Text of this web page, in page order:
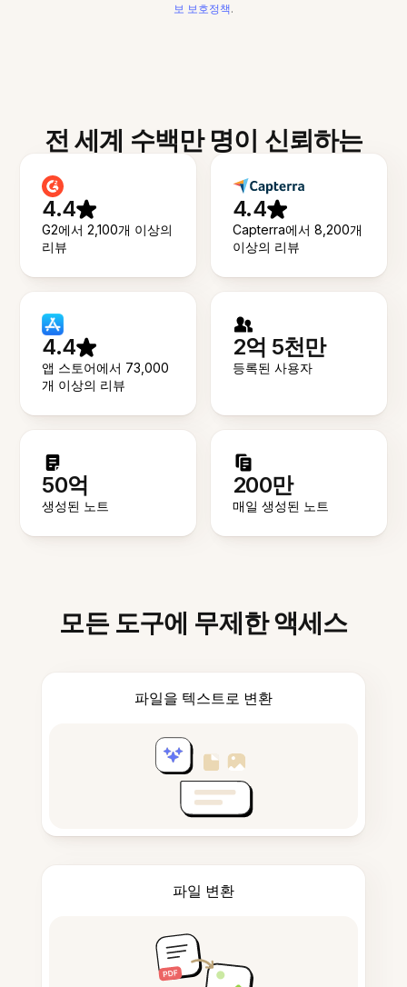
보 보호정책.
전 세계 수백만 명이 신뢰하는
4.4
G2에서 2,100개 이상의
리뷰
4.4
Capterra에서 8,200개
이상의 리뷰
4.4
앱 스토어에서 73,000
개 이상의 리뷰
2억 5천만
등록된 사용자
50억
생성된 노트
200만
매일 생성된 노트
모든 도구에 무제한 액세스
파일을 텍스트로 변환
파일 변환